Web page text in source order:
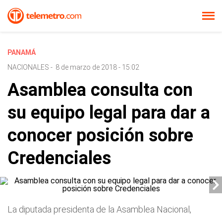
PANAMÁ
NACIONALES - 8 de marzo de 2018 - 15:02
Asamblea consulta con
su equipo legal para dar a
conocer posición sobre
Credenciales
La diputada presidenta de la Asamblea Nacional,